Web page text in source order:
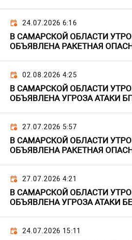
24.07.2026 6:16
В САМАРСКОЙ ОБЛАСТИ
ОБЪЯВЛЕНА РАКЕТНАЯ
02.08.2026 4:25
В САМАРСКОЙ ОБЛАСТИ
ОБЪЯВЛЕНА УГРОЗА АТАКИ
27.07.2026 5:57
В САМАРСКОЙ ОБЛАСТИ
ОБЪЯВЛЕНА РАКЕТНАЯ
27.07.2026 4:21
В САМАРСКОЙ ОБЛАСТИ
ОБЪЯВЛЕНА УГРОЗА АТАКИ
24.07.2026 15:11